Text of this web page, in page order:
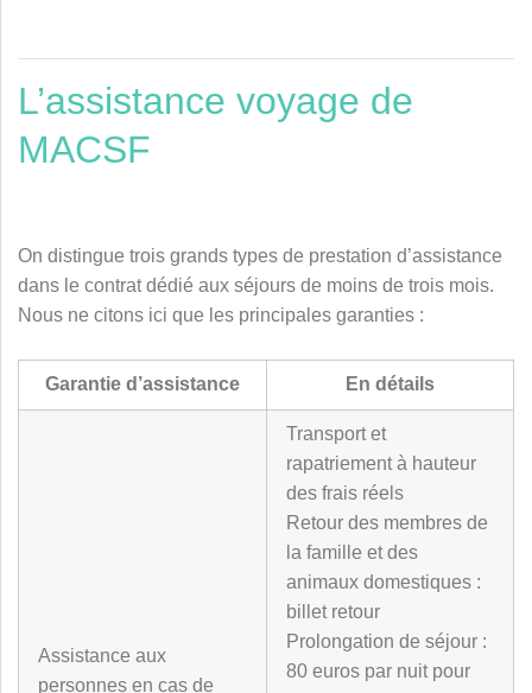
L’assistance voyage de
MACSF
On distingue trois grands types de prestation d’assistance
dans le contrat dédié aux séjours de moins de trois mois.
Nous ne citons ici que les principales garanties :
Garantie d’assistance En détails
Assistance aux
personnes en cas de
Transport et
rapatriement à hauteur
des frais réels
Retour des membres de
la famille et des
animaux domestiques :
billet retour
Prolongation de séjour :
80 euros par nuit pour